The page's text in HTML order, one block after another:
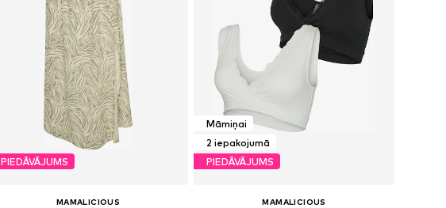
PIEDĀVĀJUMS
MAMALICIOUS
Māmiņai
2 iepakojumā
PIEDĀVĀJUMS
MAMALICIOUS